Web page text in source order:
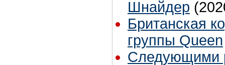
Шнайдер
Британская
группы Queen
Следующими